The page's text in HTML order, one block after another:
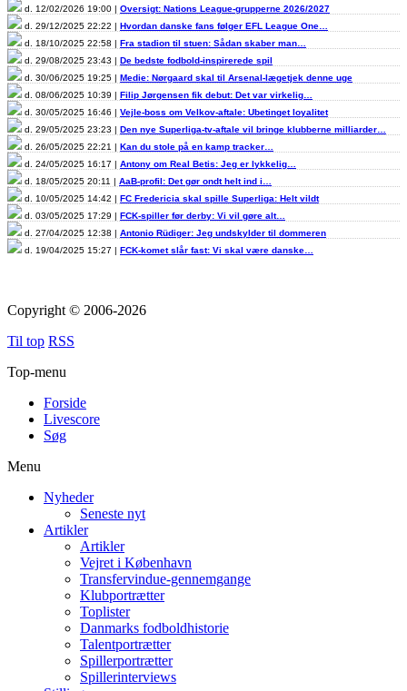
d. 12/02/2026 19:00 | Oversigt: Nations League-grupperne 2026/2027
d. 29/12/2025 22:22 | Hvordan danske fans følger EFL League One…
d. 18/10/2025 22:58 | Fra stadion til stuen: Sådan skaber man…
d. 29/08/2025 23:43 | De bedste fodbold-inspirerede spil
d. 30/06/2025 19:25 | Medie: Nørgaard skal til Arsenal-lægetjek denne uge
d. 08/06/2025 10:39 | Filip Jørgensen fik debut: Det var virkelig…
d. 30/05/2025 16:46 | Vejle-boss om Velkov-aftale: Ubetinget loyalitet
d. 29/05/2025 23:23 | Den nye Superliga-tv-aftale vil bringe klubberne milliarder…
d. 26/05/2025 22:21 | Kan du stole på en kamp tracker…
d. 24/05/2025 16:17 | Antony om Real Betis: Jeg er lykkelig…
d. 18/05/2025 20:11 | AaB-profil: Det gør ondt helt ind i…
d. 10/05/2025 14:42 | FC Fredericia skal spille Superliga: Helt vildt
d. 03/05/2025 17:29 | FCK-spiller før derby: Vi vil gøre alt…
d. 27/04/2025 12:38 | Antonio Rüdiger: Jeg undskylder til dommeren
d. 19/04/2025 15:27 | FCK-komet slår fast: Vi skal være danske…
Copyright © 2006-2026
Til top RSS
Top-menu
Forside
Livescore
Søg
Menu
Nyheder
Seneste nyt
Artikler
Artikler
Vejret i København
Transfervindue-gennemgange
Klubportrætter
Toplister
Danmarks fodboldhistorie
Talentportrætter
Spillerportrætter
Spillerinterviews